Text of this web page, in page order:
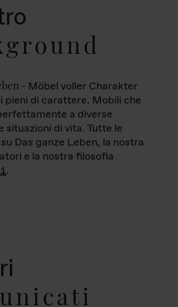
- Möbel voller Charakter
pieni di carattere. Mobili che
a diverse
situazioni di vita. Tutte le
Das ganze Leben, la nostra
e la nostra filosofia
.